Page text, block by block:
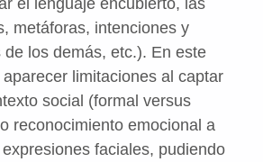
metáforas, intenciones y
de los demás, etc.). En este
limitaciones al captar
social (formal versus
reconocimiento emocional a
faciales, pudiendo